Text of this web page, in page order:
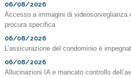
06/08/2026
Accesso a immagini di
procura specifica
06/08/2026
L’assicurazione del condominio è
06/08/2026
Allucinazioni IA e mancato controllo